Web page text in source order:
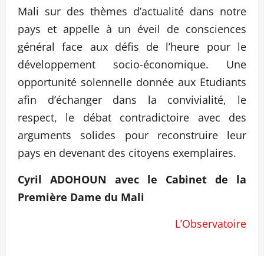
Mali sur des thèmes d’actualité dans notre
pays et appelle à un éveil de consciences
général face aux défis de l’heure pour le
développement socio-économique. Une
opportunité solennelle donnée aux Etudiants
afin d’échanger dans la convivialité, le
respect, le débat contradictoire avec des
arguments solides pour reconstruire leur
pays en devenant des citoyens exemplaires.
Cyril ADOHOUN avec le Cabinet de la
Première Dame du Mali
L’Observatoire